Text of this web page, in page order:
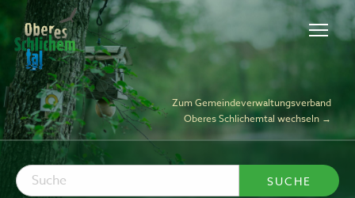
Zum Gemeindeverwaltungsverband
Oberes Schlichemtal wechseln →